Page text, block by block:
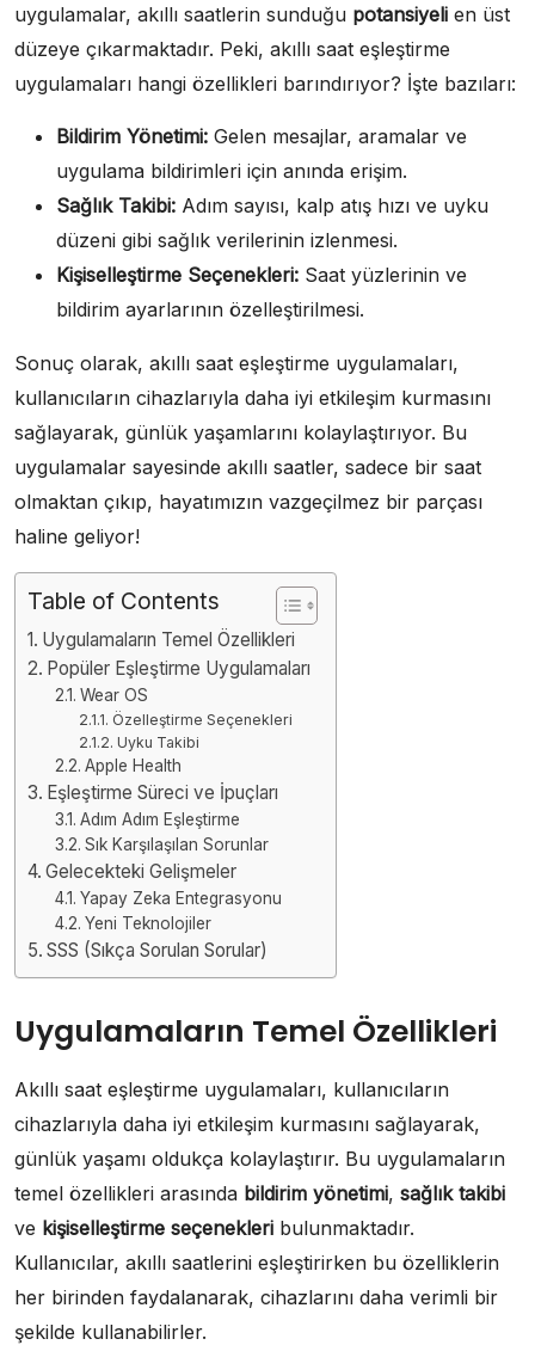
uygulamalar, akıllı saatlerin sunduğu potansiyeli en üst
düzeye çıkarmaktadır. Peki, akıllı saat eşleştirme
uygulamaları hangi özellikleri barındırıyor? İşte bazıları:
Bildirim Yönetimi: Gelen mesajlar, aramalar ve
uygulama bildirimleri için anında erişim.
Sağlık Takibi: Adım sayısı, kalp atış hızı ve uyku
düzeni gibi sağlık verilerinin izlenmesi.
Kişiselleştirme Seçenekleri: Saat yüzlerinin ve
bildirim ayarlarının özelleştirilmesi.
Sonuç olarak, akıllı saat eşleştirme uygulamaları,
kullanıcıların cihazlarıyla daha iyi etkileşim kurmasını
sağlayarak, günlük yaşamlarını kolaylaştırıyor. Bu
uygulamalar sayesinde akıllı saatler, sadece bir saat
olmaktan çıkıp, hayatımızın vazgeçilmez bir parçası
haline geliyor!
Table of Contents
Uygulamaların Temel Özellikleri
Popüler Eşleştirme Uygulamaları
Wear OS
Özelleştirme Seçenekleri
Uyku Takibi
Apple Health
Eşleştirme Süreci ve İpuçları
Adım Adım Eşleştirme
Sık Karşılaşılan Sorunlar
Gelecekteki Gelişmeler
Yapay Zeka Entegrasyonu
Yeni Teknolojiler
SSS (Sıkça Sorulan Sorular)
Uygulamaların Temel Özellikleri
Akıllı saat eşleştirme uygulamaları, kullanıcıların
cihazlarıyla daha iyi etkileşim kurmasını sağlayarak,
günlük yaşamı oldukça kolaylaştırır. Bu uygulamaların
temel özellikleri arasında bildirim yönetimi, sağlık takibi
ve kişiselleştirme seçenekleri bulunmaktadır.
Kullanıcılar, akıllı saatlerini eşleştirirken bu özelliklerin
her birinden faydalanarak, cihazlarını daha verimli bir
şekilde kullanabilirler.